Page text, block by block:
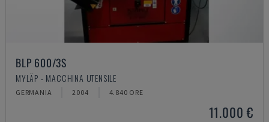
BLP 600/3S
MYLÄP - MACCHINA UTENSILE
GERMANIA 2004 4.840 ORE
11.000 €